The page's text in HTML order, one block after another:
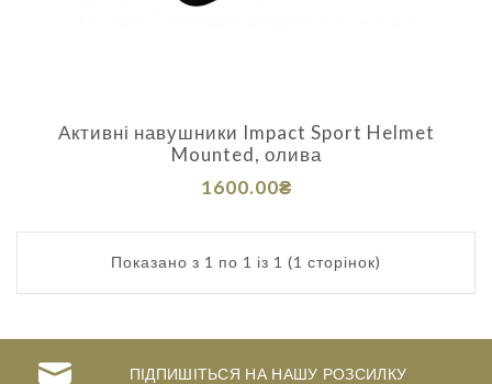
Активні навушники Impact Sport Helmet
Mounted, олива
1600.00₴
Показано з 1 по 1 із 1 (1 сторінок)
ПІДПИШІТЬСЯ НА НАШУ РОЗСИЛКУ